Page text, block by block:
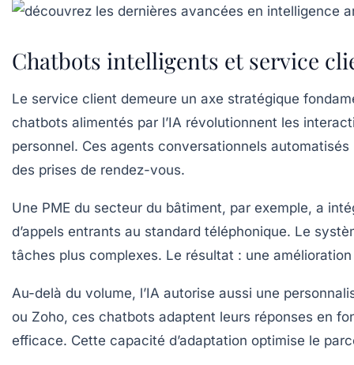
Chatbots intelligents et service
Le service client demeure un axe stratégique
chatbots alimentés par l’IA révolutionnent les
personnel. Ces agents conversationnels
des prises de rendez-vous.
Une PME du secteur du bâtiment, par exemple, a
d’appels entrants au standard téléphonique. Le
tâches plus complexes. Le résultat : une
Au-delà du volume, l’IA autorise aussi une
ou Zoho, ces chatbots adaptent leurs réponses en
efficace. Cette capacité d’adaptation optimise le